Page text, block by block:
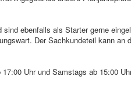
ebenfalls als Starter gerne
Der Sachkundeteil kann an
Uhr und Samstags ab 15:00